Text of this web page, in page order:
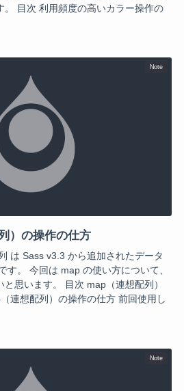
。 目次 利用頻度の高いカラー操作の
Note
）の操作の仕方
は Sass v3.3 から追加されたデータ
す。 今回は map の使い方について、
思います。 目次 map（連想配列）
連想配列）の操作の仕方 前回使用し
Note